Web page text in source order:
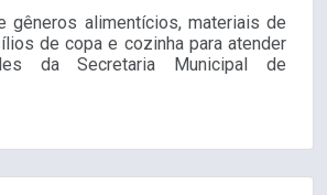
gêneros alimentícios, materiais de
de copa e cozinha para atender
da Secretaria Municipal de